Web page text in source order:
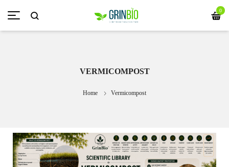
0
VERMICOMPOST
Home Vermicompost